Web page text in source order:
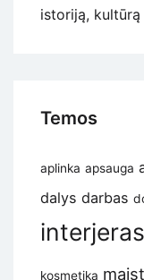
istoriją,
Temos
aplinka apsauga
dalys darbas
interjeras
kosmetika